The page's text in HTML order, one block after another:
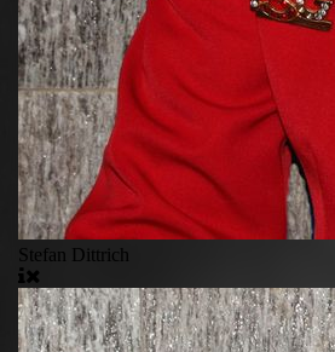
Stefan Dittrich